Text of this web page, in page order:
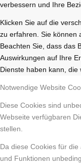
verbessern und Ihre
Klicken Sie auf die
zu erfahren. Sie können
Beachten Sie, dass das
Auswirkungen auf Ihre
Dienste haben kann, die
Notwendige Website
Diese Cookies sind
Webseite verfügbaren
stellen.
Da diese Cookies für
und Funktionen